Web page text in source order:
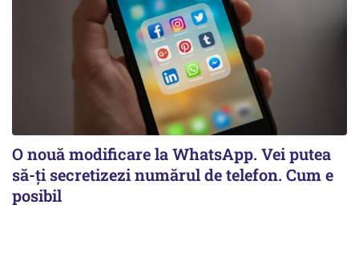
O nouă modificare la WhatsApp. Vei putea
să-ți secretizezi numărul de telefon. Cum e
posibil